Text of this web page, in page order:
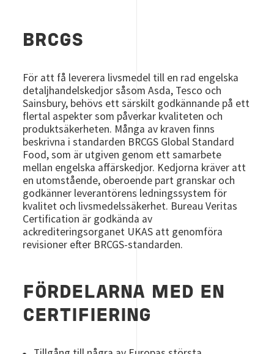
BRCGS
För att få leverera livsmedel till en rad engelska
detaljhandelskedjor såsom Asda, Tesco och
Sainsbury, behövs ett särskilt godkännande på ett
flertal aspekter som påverkar kvaliteten och
produktsäkerheten. Många av kraven finns
beskrivna i standarden BRCGS Global Standard
Food, som är utgiven genom ett samarbete
mellan engelska affärskedjor. Kedjorna kräver att
en utomstående, oberoende part granskar och
godkänner leverantörens ledningssystem för
kvalitet och livsmedelssäkerhet. Bureau Veritas
Certification är godkända av
ackrediteringsorganet UKAS att genomföra
revisioner efter BRCGS-standarden.
FÖRDELARNA MED EN
CERTIFIERING